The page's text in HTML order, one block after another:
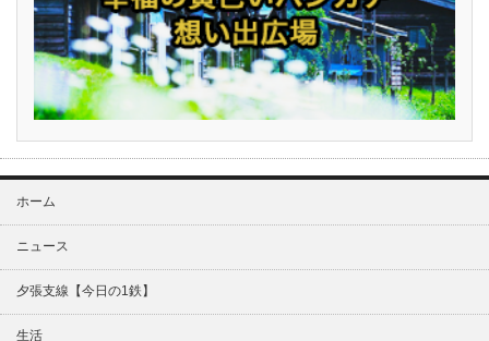
ホーム
ニュース
夕張支線【今日の1鉄】
生活